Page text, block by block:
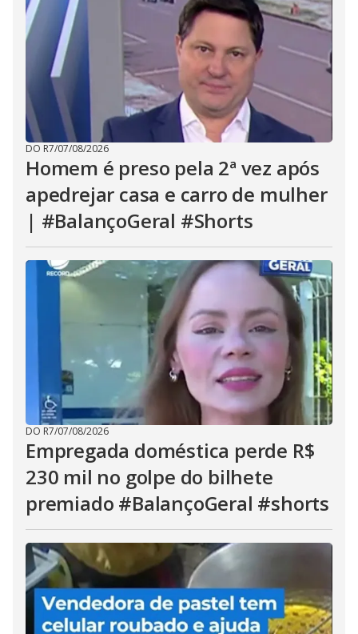
DO R7/07/08/2026
Homem é preso pela 2ª vez após
apedrejar casa e carro de mulher
| #BalançoGeral #Shorts
DO R7/07/08/2026
Empregada doméstica perde R$
230 mil no golpe do bilhete
premiado #BalançoGeral #shorts